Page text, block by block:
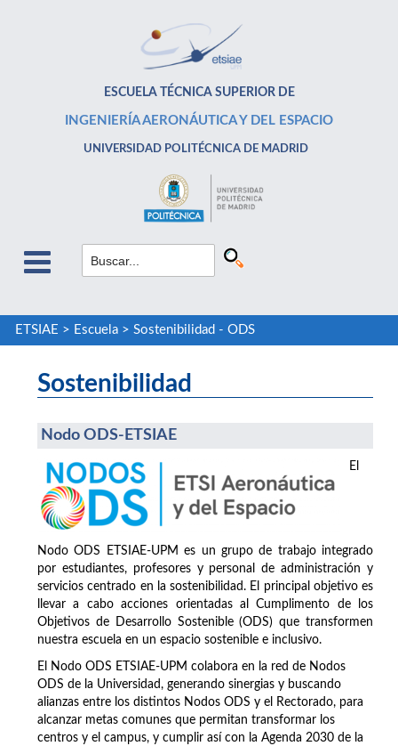
ESCUELA TÉCNICA SUPERIOR DE
INGENIERÍA AERONÁUTICA Y DEL ESPACIO
UNIVERSIDAD POLITÉCNICA DE MADRID
ETSIAE > Escuela> Sostenibilidad - ODS
Sostenibilidad
Nodo ODS-ETSIAE
El
Nodo ODS ETSIAE-UPM es un grupo de trabajo integrado
por estudiantes, profesores y personal de administración y
servicios centrado en la sostenibilidad. El principal objetivo es
llevar a cabo acciones orientadas al Cumplimento de los
Objetivos de Desarrollo Sostenible (ODS) que transformen
nuestra escuela en un espacio sostenible e inclusivo.
El Nodo ODS ETSIAE-UPM colabora en la red de Nodos
ODS de la Universidad, generando sinergias y buscando
alianzas entre los distintos Nodos ODS y el Rectorado, para
alcanzar metas comunes que permitan transformar los
centros y el campus, y cumplir así con la Agenda 2030 de la